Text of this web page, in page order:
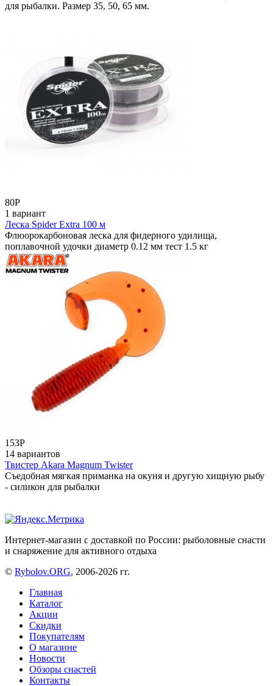
для рыбалки. Размер 35, 50, 65 мм.
80Р
1 вариант
Леска Spider Extra 100 м
Флюорокарбоновая леска для фидерного удилища,
поплавочной удочки диаметр 0.12 мм тест 1.5 кг
153Р
14 вариантов
Твистер Akara Magnum Twister
Съедобная мягкая приманка на окуня и другую хищную рыбу
- силикон для рыбалки
Интернет-магазин с доставкой по России: рыболовные снасти
и снаряжение для активного отдыха
© Rybolov.ORG, 2006-2026 гг.
Главная
Каталог
Акции
Скидки
Покупателям
О магазине
Новости
Обзоры снастей
Контакты